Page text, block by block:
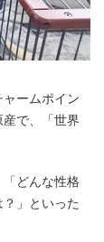
ームポイン
で、「世界
どんな性格
」といった